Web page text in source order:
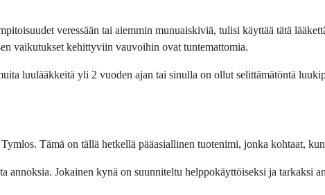
veressään tai aiemmin munuaiskiviä, tulisi käyttää tätä
vaikutukset kehittyviin vauvoihin ovat tuntemattomia.
luulääkkeitä yli 2 vuoden ajan tai sinulla on ollut selittämätöntä
Tämä on tällä hetkellä pääasiallinen tuotenimi, jonka kohtaat,
annoksia. Jokainen kynä on suunniteltu helppokäyttöiseksi ja tarkaksi